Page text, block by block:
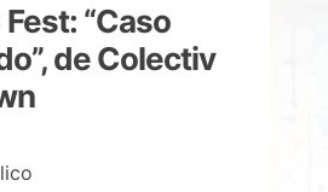
“Caso
de Colectiv